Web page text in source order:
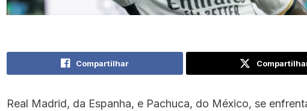
Compartilhar
Real Madrid, da Espanha, e Pachuca, do México, se